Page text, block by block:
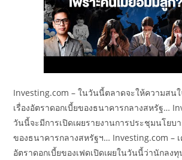
Investing.com – ในวันนี้ตลาดจะให้ความสน
เรื่องอัตราดอกเบี้ยของธนาคารกลางสหรัฐ…
วันนี้จะมีการเปิดเผยรายงานการประชุมนโยบ
ของธนาคารกลางสหรัฐฯ… Investing.com –
อัตราดอกเบี้ยของเฟดเปิดเผยในวันนี้ว่านักลง